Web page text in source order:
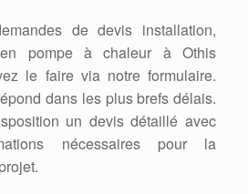
de devis installation,
pompe à chaleur à Othis
le faire via notre formulaire.
dans les plus brefs délais.
un devis détaillé avec
nécessaires pour la